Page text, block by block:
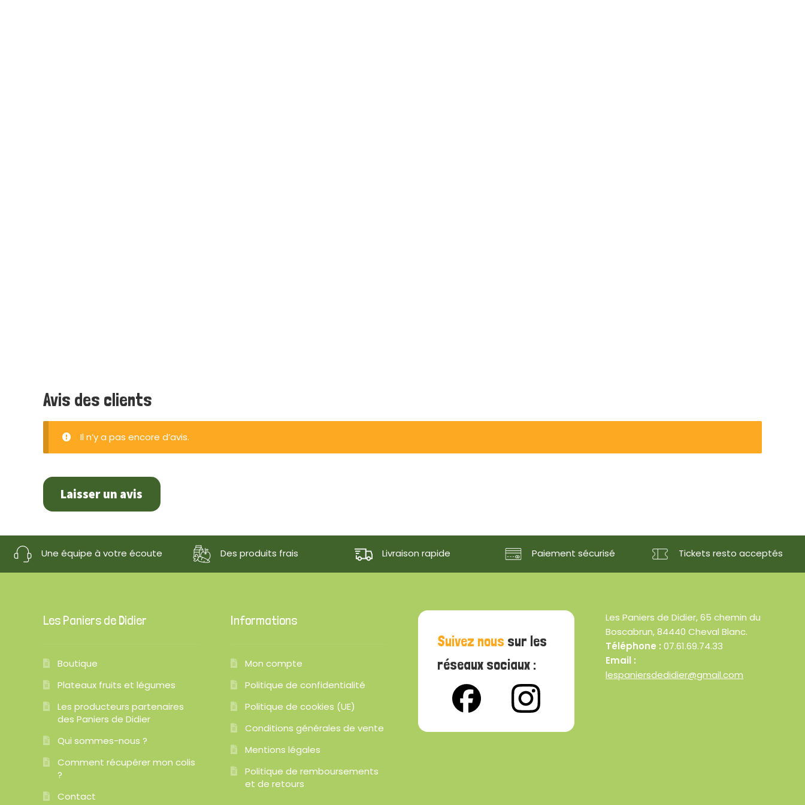
Avis des clients
Il n’y a pas encore d’avis.
Laisser un avis
Une équipe à votre écoute Des produits frais Livraison rapide Paiement sécurisé Tickets resto acceptés
Les Paniers de Didier
Boutique
Plateaux fruits et légumes
Les producteurs partenaires
des Paniers de Didier
Qui sommes-nous ?
Comment récupérer mon colis
?
Contact
Informations
Mon compte
Politique de confidentialité
Politique de cookies (UE)
Conditions générales de vente
Mentions légales
Politique de remboursements
et de retours
Suivez nous sur les
réseaux sociaux :
Les Paniers de Didier, 65 chemin du
Boscabrun, 84440 Cheval Blanc.
Téléphone : 07.61.69.74.33
Email :
lespaniersdedidier@gmail.com